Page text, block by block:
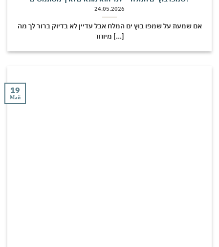
24.05.2026
אם שמעת על שמפו בוץ ים המלח אבל עדיין לא בדיוק ברור לך מה
מיוחד [...]
19
Май